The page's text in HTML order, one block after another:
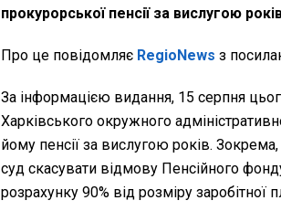
прокурорської пенсії за вислугою
Про це повідомляє RegioNews з
За інформацією видання, 15 серпня
Харківського окружного
йому пенсії за вислугою років.
суд скасувати відмову Пенсійного
розрахунку 90% від розміру заробітної